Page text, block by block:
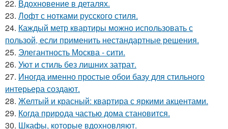
22. Вдохновение в деталях.
23. Лофт с нотками русского стиля.
24. Каждый метр квартиры можно использовать с
пользой, если применить нестандартные решения.
25. Элегантность Москва - сити.
26. Уют и стиль без лишних затрат.
27. Иногда именно простые обои базу для стильного
интерьера создают.
28. Желтый и красный: квартира с яркими акцентами.
29. Когда природа частью дома становится.
30. Шкафы, которые вдохновляют.